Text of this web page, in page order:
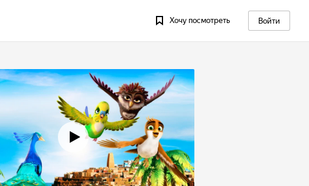
Хочу посмотреть Войти